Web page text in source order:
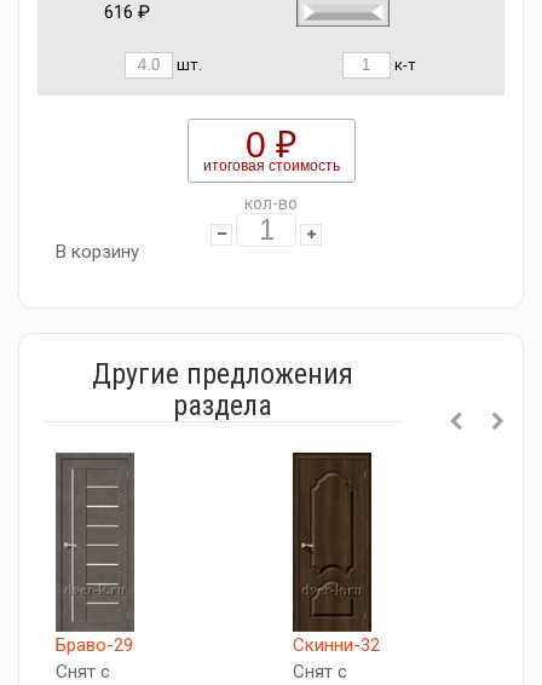
616 ₽
шт. к-т
0 ₽
итоговая стоимость
кол-во
В корзину
Другие предложения
раздела
Браво-29
Снят с
Скинни-32
Снят с